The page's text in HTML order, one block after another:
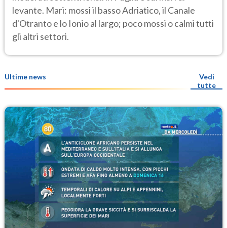
levante. Mari: mossi il basso Adriatico, il Canale
d'Otranto e lo Ionio al largo; poco mossi o calmi tutti
gli altri settori.
Ultime news
Vedi
tutte